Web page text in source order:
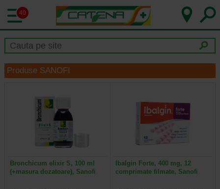
40
Produse SANOFI
Bronchicum elixir S, 100 ml
(+masura dozatoare), Sanofi
Ibalgin Forte, 400 mg, 12
comprimate filmate, Sanofi